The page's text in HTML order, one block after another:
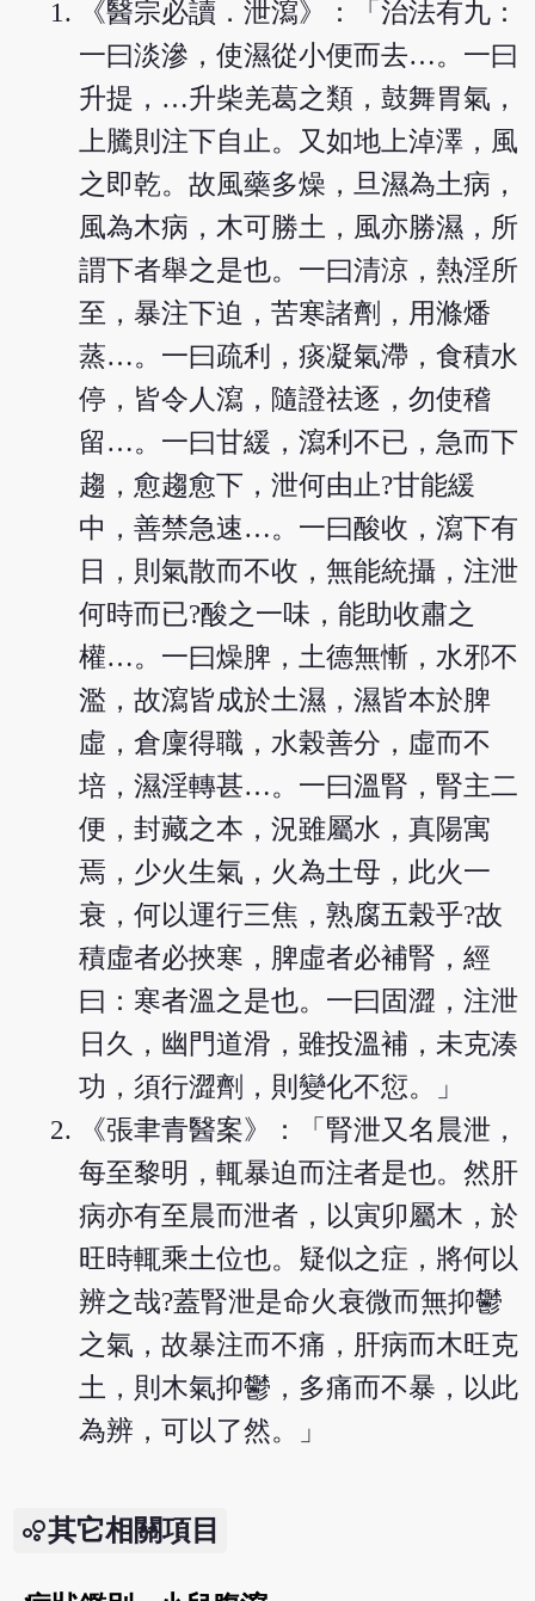
《醫宗必讀．泄瀉》：「治法有九：
一曰淡滲，使濕從小便而去…。一曰
升提，…升柴羌葛之類，鼓舞胃氣，
上騰則注下自止。又如地上淖澤，風
之即乾。故風藥多燥，旦濕為土病，
風為木病，木可勝土，風亦勝濕，所
謂下者舉之是也。一曰清涼，熱淫所
至，暴注下迫，苦寒諸劑，用滌燔
蒸…。一曰疏利，痰凝氣滯，食積水
停，皆令人瀉，隨證祛逐，勿使稽
留…。一曰甘緩，瀉利不已，急而下
趨，愈趨愈下，泄何由止?甘能緩
中，善禁急速…。一曰酸收，瀉下有
日，則氣散而不收，無能統攝，注泄
何時而已?酸之一味，能助收肅之
權…。一曰燥脾，土德無慚，水邪不
濫，故瀉皆成於土濕，濕皆本於脾
虛，倉廩得職，水榖善分，虛而不
培，濕淫轉甚…。一曰溫腎，腎主二
便，封藏之本，況雖屬水，真陽寓
焉，少火生氣，火為土母，此火一
衰，何以運行三焦，熟腐五榖乎?故
積虛者必挾寒，脾虛者必補腎，經
曰：寒者溫之是也。一曰固澀，注泄
日久，幽門道滑，雖投溫補，未克湊
功，須行澀劑，則變化不愆。」
《張聿青醫案》：「腎泄又名晨泄，
每至黎明，輒暴迫而注者是也。然肝
病亦有至晨而泄者，以寅卯屬木，於
旺時輒乘土位也。疑似之症，將何以
辨之哉?蓋腎泄是命火衰微而無抑鬱
之氣，故暴注而不痛，肝病而木旺克
土，則木氣抑鬱，多痛而不暴，以此
為辨，可以了然。」
其它相關項目